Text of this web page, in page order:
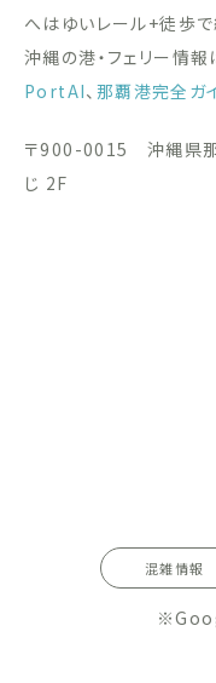
へはゆいレール+徒歩で
沖縄の港・フェリー情報
PortAI、 那覇港完全ガ
〒900-0015 沖縄県那
じ 2F
混雑情報